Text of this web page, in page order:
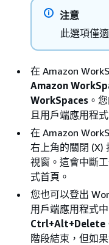
注意
此選項僅
在 Amazon
Amazon
WorkSpaces 。
且用戶端應用程
在 Amazon
右上角的關閉 (X)
視窗。這會中斷
式首頁。
您也可以登出
用戶端應用程式
Ctrl+Alt+Delete
階段結束，但如